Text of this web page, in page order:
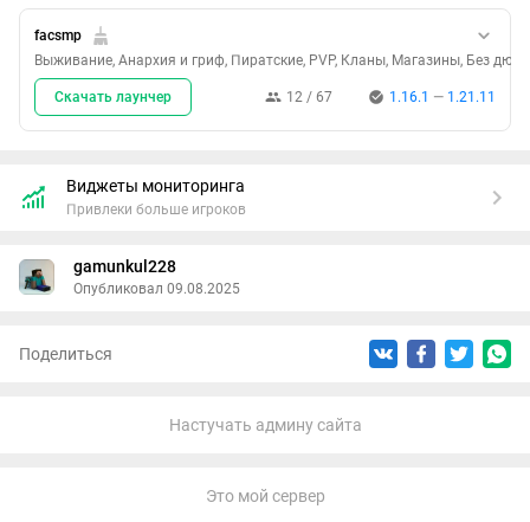
Все фишки DonutSMP, но с уклоном в жесткое PvP и честную
экономику. Никакого pay-to-win — только скилл и стратегия!
IP: facsmp.ru
Вход свободен — покажи, на что способен!
facsmp
Выживание, Анархия и гриф, Пиратские, PVP, Кланы, Магазины, Без дюпа
12 / 67 1.16.1 — 1.21.11
Скачать лаунчер
Виджеты мониторинга
Привлеки больше игроков
gamunkul228
Опубликовал 09.08.2025
Поделиться
Настучать админу сайта
Это мой сервер